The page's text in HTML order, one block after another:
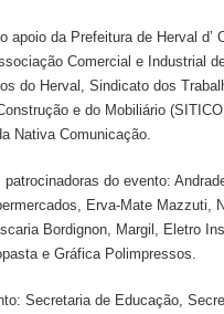
apoio da Prefeitura de Herval d’
Comercial e Industrial
do Herval, Sindicato dos
e do Mobiliário
Nativa Comunicação.
do evento:
Erva-Mate Mazzuti,
Bordignon, Margil, Eletro
e Gráfica Polimpressos.
Secretaria de Educação,